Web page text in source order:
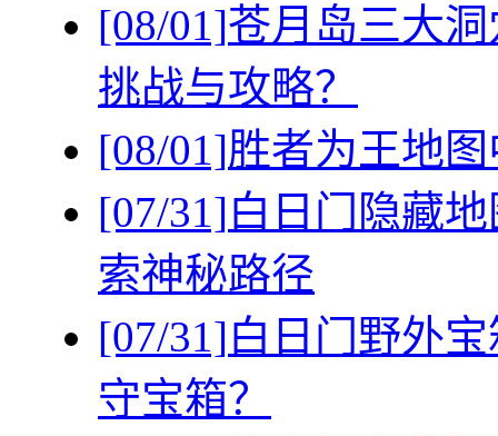
[08/01]苍月岛三大
挑战与攻略？
[08/01]胜者为王地
[07/31]白日门隐藏
索神秘路径
[07/31]白日门野外
守宝箱？